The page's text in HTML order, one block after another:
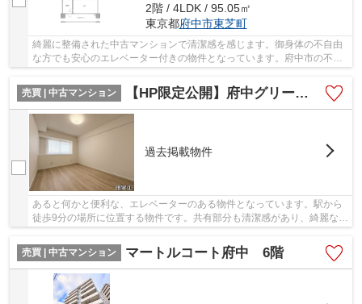
2階 / 4LDK / 95.05㎡
東京都府中市東芝町
綺麗に整備された中古マンションで清潔感を感じます。御身体の不自由
な方でも安心のエレベーター付きの物件となっています。府中市の不動
産情報をお求めなら、信頼と実績を誇る当社に...
売買 | 中古マンション
【HP限定公開】府中グリーンハイツ2号棟 6階
過去掲載物件
あると何かと便利な、エレベーターのある物件となっています。駅から
徒歩9分の場所に位置する物件です。共有部分も清潔感があり、綺麗な中
古マンションです。不動産の購入を検討してい...
売買 | 中古マンション
マートルコート府中 6階